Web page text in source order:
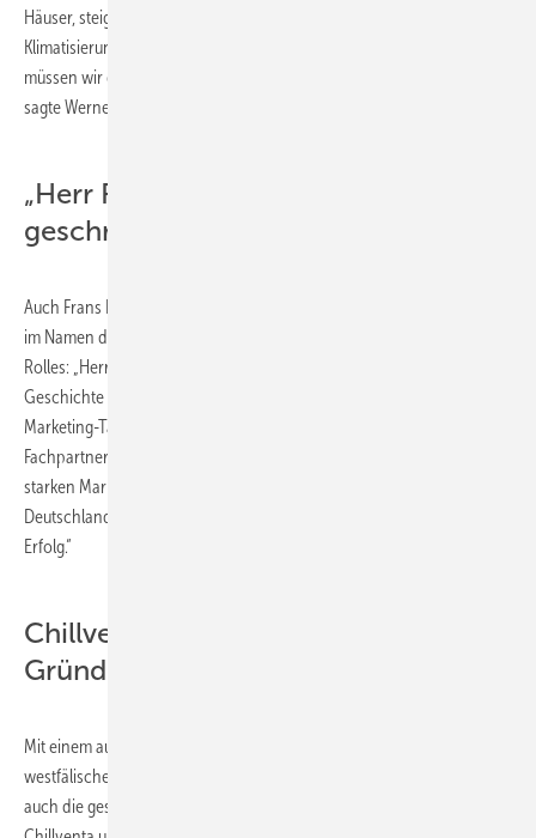
Häuser, steigt auch in Deutschland die Notwendigkeit zur
Klimatisierung, Lüftung und zum Einsatz von Wärmepumpen. Dies
müssen wir gemeinsam herausstellen und diese Chance nutzen“,
sagte Werner Rolles bei der Veranstaltung.
„Herr Rolles hat Geschichte
geschrieben“
Auch Frans Hoorelbeke, Chairman von Daikin Europe, bedankte sich
im Namen des gesamten Managements von Daikin Europe bei Werner
Rolles: „Herr Rolles hat in der deutschen Kälte- und Klima-Welt
Geschichte geschrieben. Dank seiner Anstrengungen und seines
Marketing-Talents, dank kompetenten Mitarbeitern, treuen
Fachpartnern, die an die Daikin-Produktpalette glaubten, und einer
starken Marketingkampagne, wurde das Geschäft von Daikin in
Deutschland unter seiner entschlossenen Führung zu einem großen
Erfolg.“
Chillventa- und ZVKKW-
Gründervater
Mit einem ausgeprägten strategischen Denken gepaart mit
westfälischem Humor und viel Gespür für Menschen hatte er immer
auch die gesamte Branche im Blick. Als einer der Gründerväter der